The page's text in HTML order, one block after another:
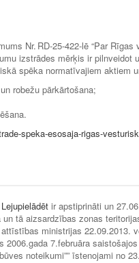
Nr. RD-25-422-lē “Par
izstrādes mērķis ir pilnveidot
spēka normatīvajiem
robežu pārkārtošana;
speka-esosaja-rigas-
Lejupielādēt ir apstiprināti un
tā aizsardzības zonas
ministrijas 22.09.2013.
7.februāra
noteikumi”” īstenojami no